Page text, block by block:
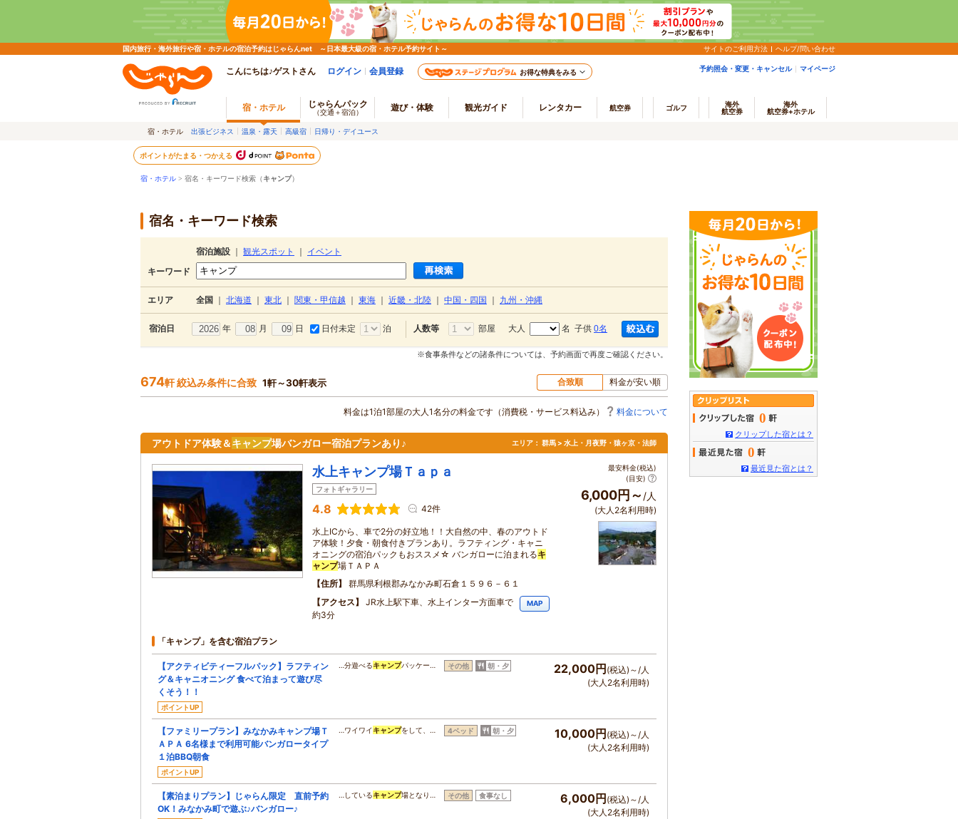
国内旅行・海外旅行や宿・ホテルの宿泊予約はじゃらんnet ～日本最大級の宿・ホテル予約サイト～ サイトのご利用方法 ヘルプ/問い合わせ
こんにちは♪ゲストさん ログイン 会員登録 お得な特典をみる 予約照会・変更・キャンセル マイページ
宿・ホテル じゃらんパック
（交通＋宿泊） 遊び・体験 観光ガイド レンタカー 航空券 ゴルフ
海外
航空券
海外
航空券+ホテル
宿・ホテル 出張ビジネス 温泉・露天 高級宿 日帰り・デイユース
ポイントがたまる・つかえる
宿・ホテル > 宿名・キーワード検索（キャンプ）
宿名・キーワード検索
宿泊施設 観光スポット
イベント
キーワード
エリア 全国 北海道 東北 関東・甲信越 東海 近畿・北陸 中国・四国 九州・沖縄
宿泊日 年 月 日 日付未定 泊 人数等 部屋 大人 名 子供 0名
※食事条件などの諸条件については、予約画面で再度ご確認ください。
674軒 絞込み条件に合致 1軒～30軒表示 合致順 料金が安い順
料金は1泊1部屋の大人1名分の料金です（消費税・サービス料込み） 料金について
アウトドア体験＆キャンプ場バンガロー宿泊プランあり♪ エリア： 群馬 > 水上・月夜野・猿ヶ京・法師
水上キャンプ場Ｔａｐａ
フォトギャラリー
4.8 42件
水上ICから、車で2分の好立地！！大自然の中、春のアウトド
ア体験！夕食・朝食付きプランあり。ラフティング・キャニ
オニングの宿泊パックもおススメ☆ バンガローに泊まれるキ
ャンプ場ＴＡＰＡ
住所
群馬県利根郡みなかみ町石倉１５９６－６１
アクセス
JR水上駅下車、水上インター方面車で
約3分
MAP
最安料金(税込)
(目安)
6,000円～ /人
(大人2名利用時)
「キャンプ」を含む宿泊プラン
【アクティビティーフルパック】ラフティン
グ＆キャニオニング 食べて泊まって遊び尽
くそう！！
ポイントUP
…分遊べるキャンプパッケー… その他 朝・夕 22,000円 (税込)～/人
(大人2名利用時)
【ファミリープラン】みなかみキャンプ場Ｔ
ＡＰＡ 6名様まで利用可能バンガロータイプ
１泊BBQ朝食
ポイントUP
…ワイワイ キャンプをして、… 4ベッド 朝・夕 10,000円 (税込)～/人
(大人2名利用時)
【素泊まりプラン】じゃらん限定 直前予約
OK！みなかみ町で遊ぶ♪バンガロー♪
…しているキャンプ場となり… その他 食事なし 6,000円 (税込)～/人
(大人2名利用時)
0
クリップした宿とは？
0
最近見た宿とは？